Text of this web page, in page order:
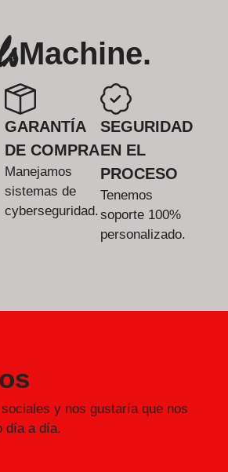
Machine.
GARANTÍA
DE COMPRA
Manejamos
sistemas de
cyberseguridad.
SEGURIDAD
EN EL
PROCESO
Tenemos
soporte 100%
personalizado.
y nos gustaría que nos
día a día.